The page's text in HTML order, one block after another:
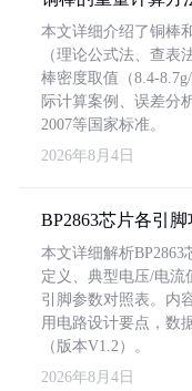
本文详细介绍了铜棒
（理论公式法、查表
棒密度取值（8.4-
际计算案例、误差分
2007等国家标准。
2026年8月4日
BP2863芯片各引
本文详细解析
定义、典型电压/电流
引脚参数对照表。内
用电路设计要点，数
（版本V1.2）。
2026年8月4日